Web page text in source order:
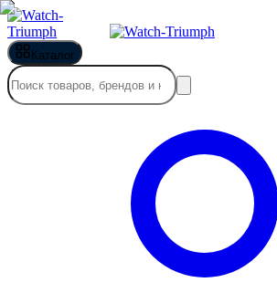
Каталог